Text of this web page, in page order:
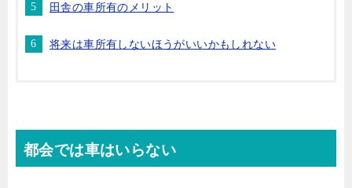
田舎の車所有のメリット
将来は車所有しないほうがいいかもしれない
都会では車はいらない